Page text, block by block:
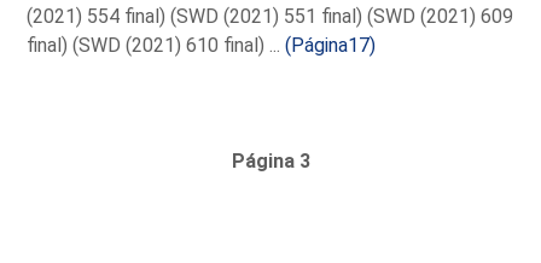
(2021) 554 final) (SWD (2021) 551 final) (SWD (2021) 609
final) (SWD (2021) 610 final) ...(Página17)
Página 3